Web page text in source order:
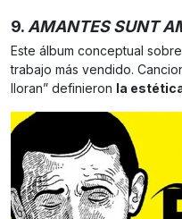
9. AMANTES SUNT
Este álbum conceptual
trabajo más vendido.
lloran” definieron la